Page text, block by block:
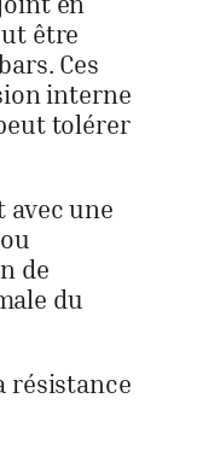
être
Ces
interne
tolérer
avec une
de
du
résistance